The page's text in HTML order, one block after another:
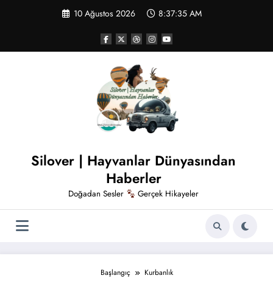
10 Ağustos 2026 8:37:36 AM
Silover | Hayvanlar Dünyasından
Haberler
Doğadan Sesler Gerçek Hikayeler
Başlangıç Kurbanlık